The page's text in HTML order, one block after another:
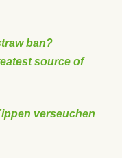
ban?
source of
verseuchen